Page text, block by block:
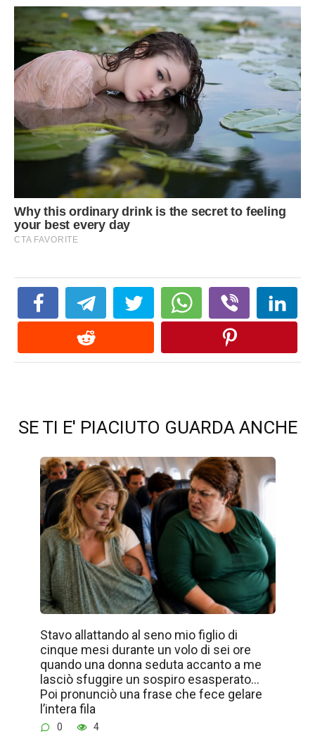
SE TI E' PIACIUTO GUARDA ANCHE
Stavo allattando al seno mio figlio di
cinque mesi durante un volo di sei ore
quando una donna seduta accanto a me
lasciò sfuggire un sospiro esasperato…
Poi pronunciò una frase che fece gelare
l’intera fila
0 4